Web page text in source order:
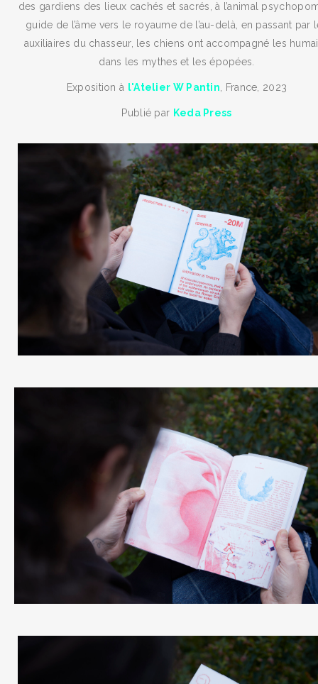
des gardiens des lieux cachés et sacrés, à l’animal
guide de l’âme vers le royaume de l’au-delà, en passant par
auxiliaires du chasseur, les chiens ont accompagné les
dans les mythes et les épopées.
Exposition à l'Atelier W Pantin , France, 2023
Publié par Keda Press